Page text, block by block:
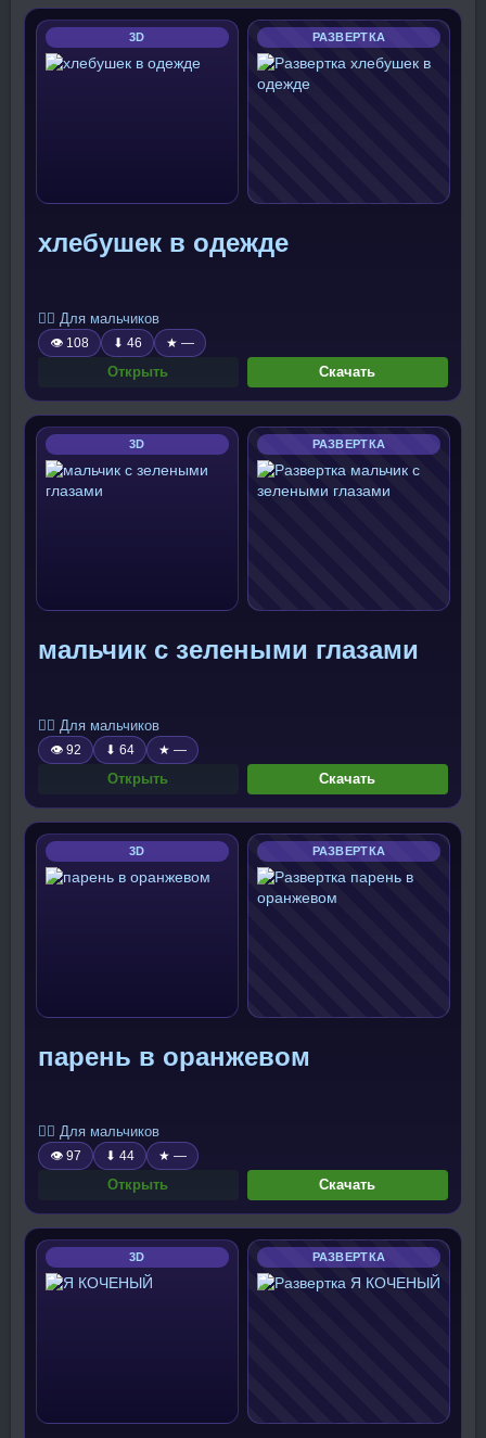
3D РАЗВЕРТКА
хлебушек в одежде
🧍‍♂️ Для мальчиков
👁 108 ⬇ 46 ★ —
Открыть Скачать
3D РАЗВЕРТКА
мальчик с зелеными глазами
🧍‍♂️ Для мальчиков
👁 92 ⬇ 64 ★ —
Открыть Скачать
3D РАЗВЕРТКА
парень в оранжевом
🧍‍♂️ Для мальчиков
👁 97 ⬇ 44 ★ —
Открыть Скачать
3D РАЗВЕРТКА